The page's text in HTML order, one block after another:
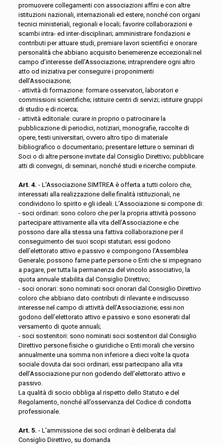
promuovere collegamenti con associazioni affini e con altre
istituzioni nazionali, internazionali ed estere, nonché con organi
tecnici ministeriali, regionali e locali; favorire collaborazioni e
scambi intra- ed inter-disciplinari; amministrare fondazioni e
contributi per attuare studi, premiare lavori scientifici e onorare
personalità che abbiano acquisito benemerenze eccezionali nel
campo d’interesse dell’Associazione; intraprendere ogni altro
atto od iniziativa per conseguire i proponimenti
dell’Associazione;
- attività di formazione: formare osservatori, laboratori e
commissioni scientifiche; istituire centri di servizi; istituire gruppi
di studio e di ricerca;
- attività editoriale: curare in proprio o patrocinare la
pubblicazione di periodici, notiziari, monografie, raccolte di
opere, testi universitari, ovvero altro tipo di materiale
bibliografico o documentario; presentare letture o seminari di
Soci o di altre persone invitate dal Consiglio Direttivo; pubblicare
atti di convegni, di seminari, nonché studi e ricerche compiute.
Art. 4.- L'Associazione SIMTREA è offerta a tutti coloro che,
interessati alla realizzazione delle finalità istituzionali, ne
condividono lo spirito e gli ideali. L’Associazione si compone di:
- soci ordinari: sono coloro che per la propria attività possono
partecipare attivamente alla vita dell’Associazione e che
possono dare alla stessa una fattiva collaborazione per il
conseguimento dei suoi scopi statutari; essi godono
dell’elettorato attivo e passivo e compongono l’Assemblea
Generale; possono farne parte persone o Enti che si impegnano
a pagare, per tutta la permanenza del vincolo associativo, la
quota annuale stabilita dal Consiglio Direttivo;
- soci onorari: sono nominati soci onorari dal Consiglio Direttivo
coloro che abbiano dato contributi di rilevante e indiscusso
interesse nel campo di attività dell’Associazione; essi non
godono dell’elettorato attivo e passivo e sono esonerati dal
versamento di quote annuali;
- soci sostenitori: sono nominati soci sostenitori dal Consiglio
Direttivo persone fisiche o giuridiche o Enti morali che versino
annualmente una somma non inferiore a dieci volte la quota
sociale dovuta dai soci ordinari; essi partecipano alla vita
dell’Associazione pur non godendo dell’elettorato attivo e
passivo.
La qualità di socio obbliga al rispetto dello Statuto e del
Regolamento, nonché all’osservanza del Codice di condotta
professionale.
Art. 5.- L'ammissione dei soci ordinari è deliberata dal
Consiglio Direttivo, su domanda